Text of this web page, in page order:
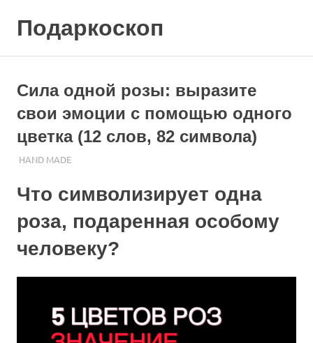
Подаркоскоп
подарить
Сила одной розы: выразите
свои эмоции с помощью одного
цветка (12 слов, 82 символа)
27.10.2023
ПОДАРЧЕК
HAND MADE
Что символизирует одна
роза, подаренная особому
человеку?